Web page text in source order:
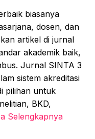
biasanya
dosen, dan
artikel di jurnal
akademik baik,
Jurnal SINTA 3
sistem akreditasi
pilihan untuk
BKD,
Selengkapnya